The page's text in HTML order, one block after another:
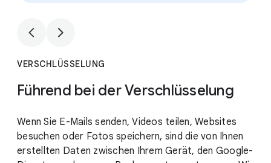
VERSCHLÜSSELUNG
Führend bei der Verschlüsselung
Wenn Sie E-Mails senden, Videos teilen, Websites
besuchen oder Fotos speichern, sind die von Ihnen
erstellten Daten zwischen Ihrem Gerät, den Google-